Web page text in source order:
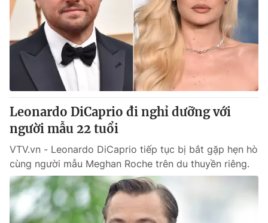
Leonardo DiCaprio đi nghỉ dưỡng với
người mẫu 22 tuổi
VTV.vn - Leonardo DiCaprio tiếp tục bị bắt gặp hẹn hò
cùng người mẫu Meghan Roche trên du thuyền riêng.